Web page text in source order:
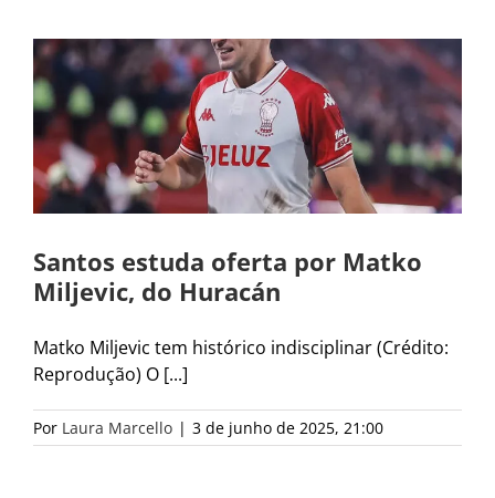
Santos estuda oferta por Matko
Miljevic, do Huracán
Matko Miljevic tem histórico indisciplinar (Crédito:
Reprodução) O [...]
Por Laura Marcello | 3 de junho de 2025, 21:00